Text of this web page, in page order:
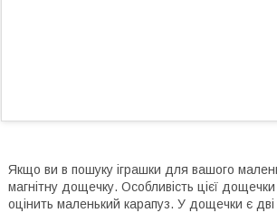
Якщо ви в пошуку іграшки для вашого
магнітну дощечку. Особливість цієї
оцінить маленький карапуз. У дощечки є дві